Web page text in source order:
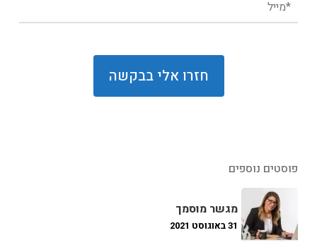
פוסטים נוספים
מגשר מוסמך
31 באוגוסט 2021